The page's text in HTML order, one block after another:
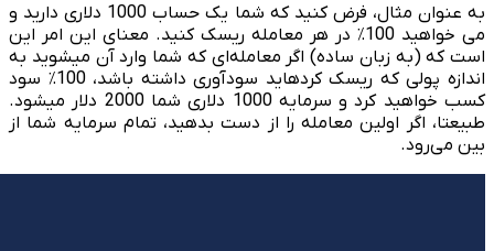
به عنوان مثال، فرض کنید که شما یک حساب 1000 دلاری دارید و
می خواهید 100٪ در هر معامله ریسک کنید. معنای این امر این
است که (به زبان ساده) اگر معامله‌ای که شما وارد آن می­شوید به
اندازه پولی که ریسک کرده­اید سودآوری داشته باشد، 100٪ سود
کسب خواهید کرد و سرمایه 1000 دلاری شما 2000 دلار می­شود.
طبیعتا، اگر اولین معامله را از دست بدهید، تمام سرمایه شما از
بین می‌رود.